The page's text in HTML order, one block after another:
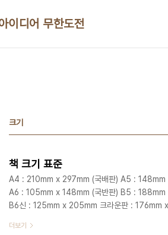
이디어 무한도전
크기
책 크기 표준
A4 : 210mm x 297mm (국배판) A5 :
A6 : 105mm x 148mm (국반판) B5 :
B6신 : 125mm x 205mm 크라운판 : 176mm
더보기